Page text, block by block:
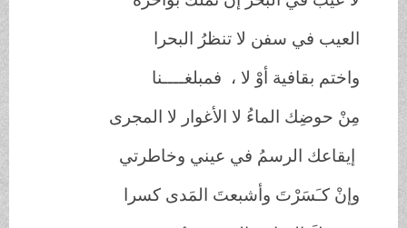
العيب في سفن لا تنظرُ البحرا
واختم بقافية أوْ لا ، فمبلغــــنا
مِنْ حوضِك الماءُ لا الأغوار لا المجرى
إيقاعك الرسمُ في عيني وخاطرتي
وإنْ كـَسَرْتَ وأشبعتَ المَدى كسرا